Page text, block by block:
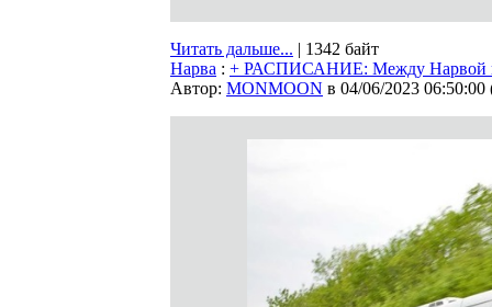
Читать дальше... | 1342 байт
Нарва : + РАСПИСАНИЕ: Между Нарвой и
Автор: MONMOON в 04/06/2023 06:50:00